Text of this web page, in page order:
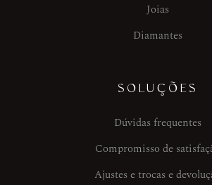
Joias
Diamantes
SOLUÇÕES
Dúvidas frequentes
Compromisso de
Ajustes e trocas e